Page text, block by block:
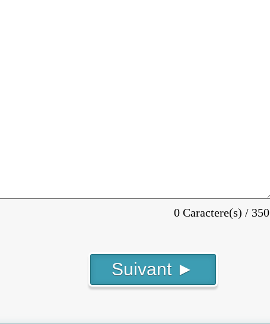
0 Caractere(s) / 350